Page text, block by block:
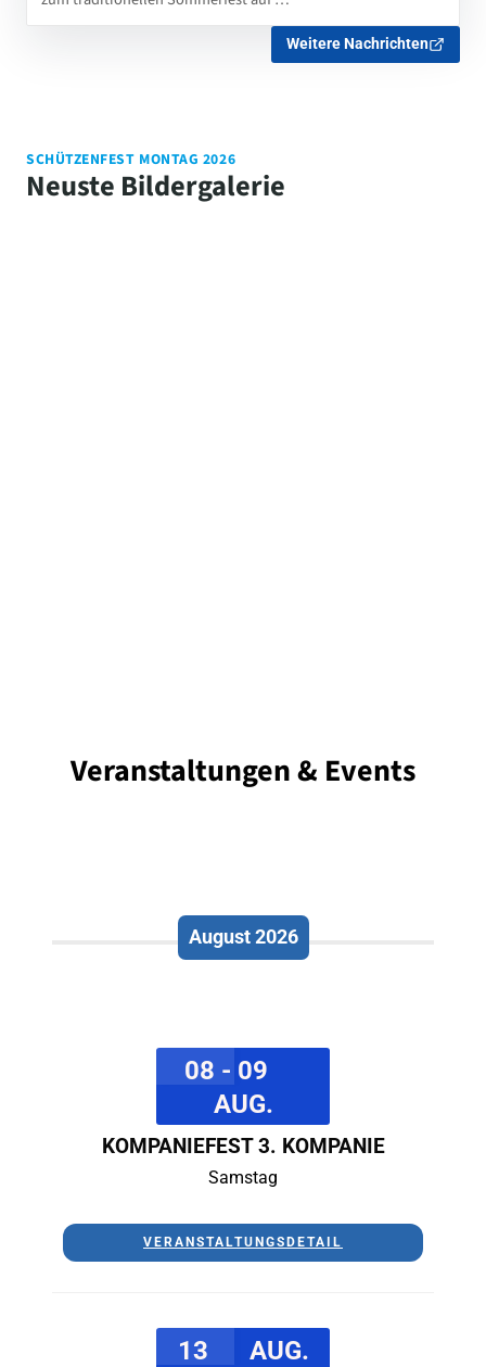
Weitere Nachrichten
SCHÜTZENFEST MONTAG 2026
Neuste Bildergalerie
Veranstaltungen & Events
August 2026
08 - 09
AUG.
KOMPANIEFEST 3. KOMPANIE
Samstag
VERANSTALTUNGSDETAIL
13 AUG.